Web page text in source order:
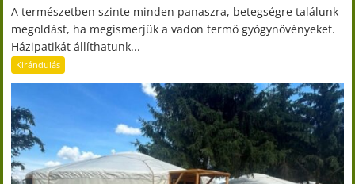
A természetben szinte minden panaszra, betegségre találunk
megoldást, ha megismerjük a vadon termő gyógynövényeket.
Házipatikát állíthatunk...
Kirándulás